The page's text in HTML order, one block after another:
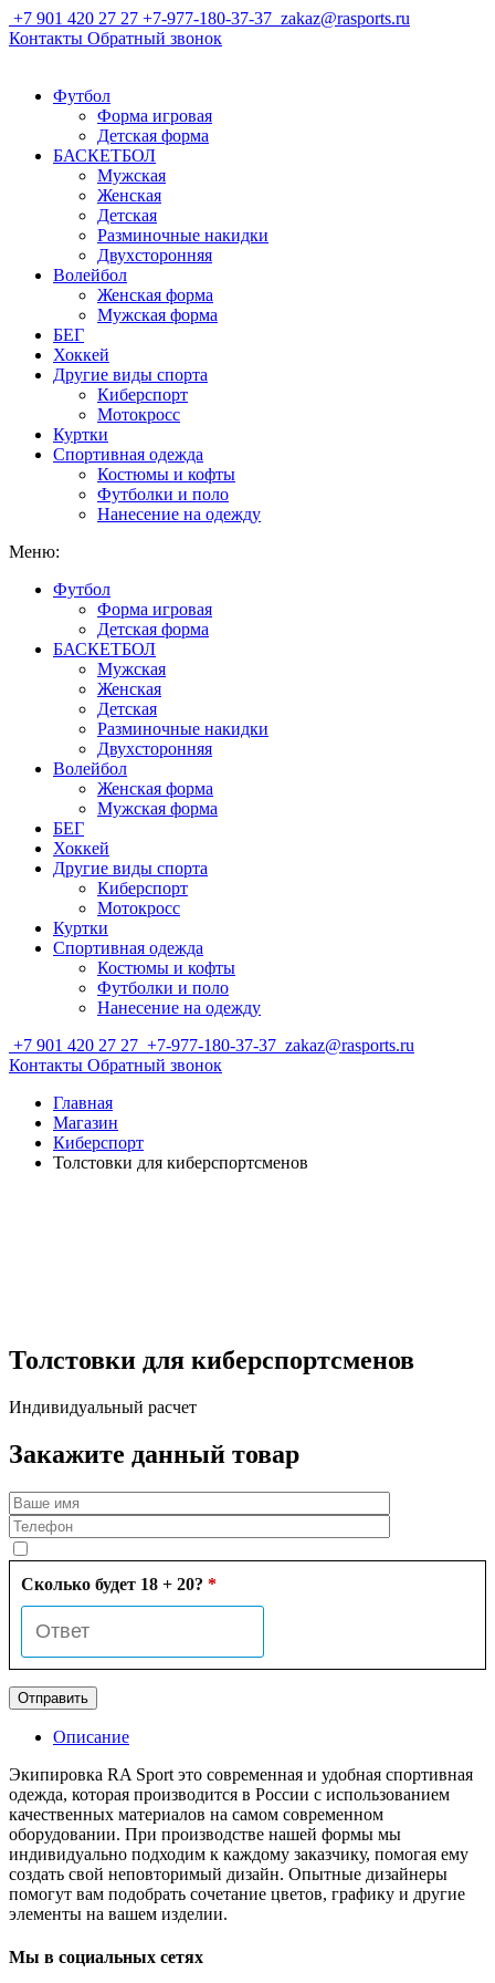
+7 901 420 27 27 +7-977-180-37-37 zakaz@rasports.ru
Контакты Обратный звонок
Футбол
Форма игровая
Детская форма
БАСКЕТБОЛ
Мужская
Женская
Детская
Разминочные накидки
Двухсторонняя
Волейбол
Женская форма
Мужская форма
БЕГ
Хоккей
Другие виды спорта
Киберспорт
Мотокросс
Куртки
Спортивная одежда
Костюмы и кофты
Футболки и поло
Нанесение на одежду
Меню:
Футбол
Форма игровая
Детская форма
БАСКЕТБОЛ
Мужская
Женская
Детская
Разминочные накидки
Двухсторонняя
Волейбол
Женская форма
Мужская форма
БЕГ
Хоккей
Другие виды спорта
Киберспорт
Мотокросс
Куртки
Спортивная одежда
Костюмы и кофты
Футболки и поло
Нанесение на одежду
+7 901 420 27 27 +7-977-180-37-37 zakaz@rasports.ru
Контакты Обратный звонок
Главная
Магазин
Киберспорт
Толстовки для киберспортсменов
Толстовки для киберспортсменов
Индивидуальный расчет
Закажите данный товар
Сколько будет 18 + 20? *
Описание
Экипировка RA Sport это современная и удобная спортивная
одежда, которая производится в России с использованием
качественных материалов на самом современном
оборудовании. При производстве нашей формы мы
индивидуально подходим к каждому заказчику, помогая ему
создать свой неповторимый дизайн. Опытные дизайнеры
помогут вам подобрать сочетание цветов, графику и другие
элементы на вашем изделии.
Мы в социальных сетях